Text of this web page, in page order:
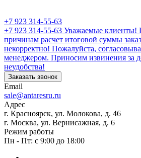
+7 923 314-55-63
+7 923 314-55-63 Уважаемые клиенты!
причинам расчет итоговой суммы
некорректно! Пожалуйста,
менеджером. Приносим извинения за
неудобства!
Заказать звонок
Email
sale@antaresru.ru
Адрес
г. Красноярск, ул. Молокова, д. 46
г. Москва, ул. Вернисажная, д. 6
Режим работы
Пн - Пт: с 9:00 до 18:00